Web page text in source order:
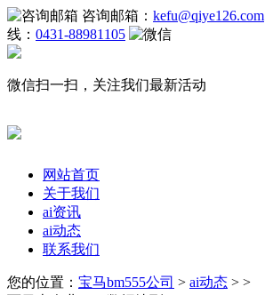
咨询邮箱： kefu@qiye126.com
线： 0431-88981105
微信扫一扫，关注我们最新活动
网站首页
关于我们
ai资讯
ai动态
联系我们
您的位置： 宝马bm555公司 > ai动态 > >